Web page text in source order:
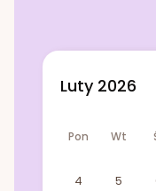
Luty 2026
Pon Wt
4
5